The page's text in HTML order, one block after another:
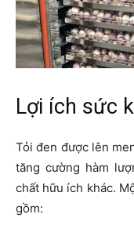
Lợi ích sức
Tỏi đen được lên
tăng cường hàm
chất hữu ích khác.
gồm: